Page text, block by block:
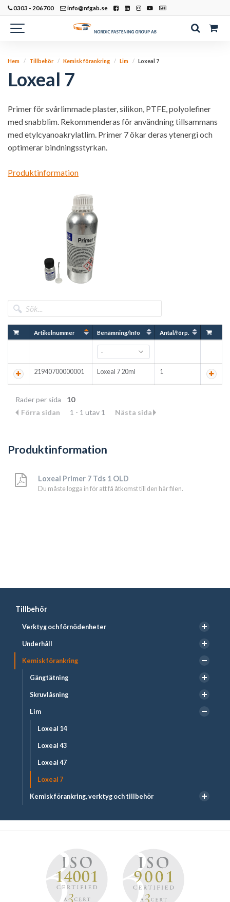
0303 - 206700 info@nfgab.se
Tillbehör
Verktyg och förnödenheter
Underhåll
Kemisk förankring
Gängtätning
Skruvlåsning
Lim
Loxeal 14
Loxeal 43
Loxeal 47
Loxeal 7
Kemisk förankring, verktyg och tillbehör
Hem Tillbehör Kemisk förankring Lim Loxeal 7
Loxeal 7
Primer för svårlimmade plaster, silikon, PTFE, polyolefiner
med snabblim. Rekommenderas för användning tillsammans
med etylcyanoakrylatlim. Primer 7 ökar deras ytenergi och
optimerar bindningsstyrkan.
Produktinformation
Artikelnummer Benämning/Info Antal/förp.
21940700000001 Loxeal 7 20ml 1
Rader per sida
10
Förra sidan
1 - 1 utav 1 Nästa sida
Produktinformation
Loxeal Primer 7 Tds 1 OLD
Du måste logga in för att få åtkomst till den här filen.